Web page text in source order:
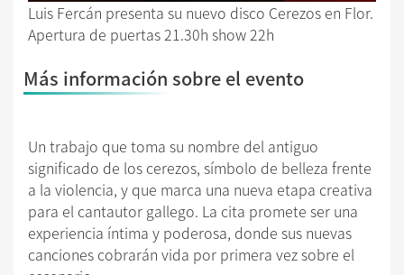
Luis Fercán presenta su nuevo disco Cerezos en Flor.
Apertura de puertas 21.30h show 22h
Más información sobre el evento
Un trabajo que toma su nombre del antiguo
significado de los cerezos, símbolo de belleza frente
a la violencia, y que marca una nueva etapa creativa
para el cantautor gallego. La cita promete ser una
experiencia íntima y poderosa, donde sus nuevas
canciones cobrarán vida por primera vez sobre el